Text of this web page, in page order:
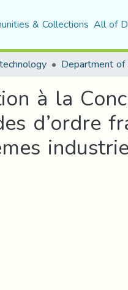
& Collections All of
à la
d’ordre